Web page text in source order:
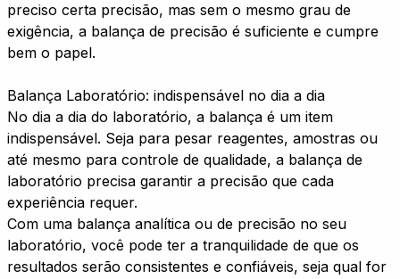
preciso certa precisão, mas sem o mesmo grau de
exigência, a balança de precisão é suficiente e cumpre
bem o papel.
Balança Laboratório: indispensável no dia a dia
No dia a dia do laboratório, a balança é um item
indispensável. Seja para pesar reagentes, amostras ou
até mesmo para controle de qualidade, a balança de
laboratório precisa garantir a precisão que cada
experiência requer.
Com uma balança analítica ou de precisão no seu
laboratório, você pode ter a tranquilidade de que os
resultados serão consistentes e confiáveis, seja qual for